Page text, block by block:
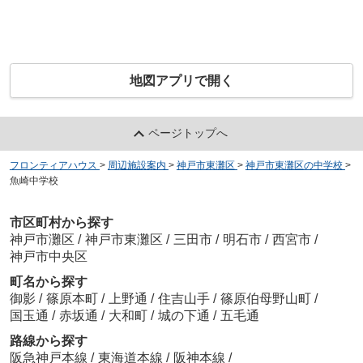
地図アプリで開く
ページトップへ
フロンティアハウス > 周辺施設案内 > 神戸市東灘区 > 神戸市東灘区の中学校 >
魚崎中学校
市区町村から探す
神戸市灘区 / 神戸市東灘区 / 三田市 / 明石市 / 西宮市 /
神戸市中央区
町名から探す
御影 / 篠原本町 / 上野通 / 住吉山手 / 篠原伯母野山町 /
国玉通 / 赤坂通 / 大和町 / 城の下通 / 五毛通
路線から探す
阪急神戸本線 / 東海道本線 / 阪神本線 /